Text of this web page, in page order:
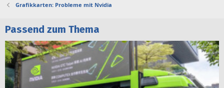
Grafikkarten: Probleme mit Nvidia
Passend zum Thema